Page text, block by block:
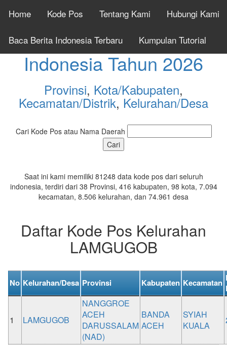
Home Kode Pos Tentang Kami Hubungi Kami
Baca Berita Indonesia Terbaru Kumpulan Tutorial
Cek Kode Pos Seluruh
Indonesia Tahun 2026
Provinsi, Kota/Kabupaten,
Kecamatan/Distrik, Kelurahan/Desa
Cari Kode Pos atau Nama Daerah
Saat ini kami memiliki 81248 data kode pos dari seluruh
indonesia, terdiri dari 38 Provinsi, 416 kabupaten, 98 kota, 7.094
kecamatan, 8.506 kelurahan, dan 74.961 desa
Daftar Kode Pos Kelurahan
LAMGUGOB
No Kelurahan/Desa Provinsi Kabupaten Kecamatan
1 LAMGUGOB
NANGGROE
ACEH
DARUSSALAM
(NAD)
BANDA
ACEH
SYIAH
KUALA